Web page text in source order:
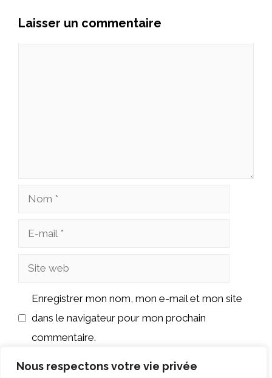
Nous respectons votre vie privée
Laisser un commentaire
Nom
Site
Enregistrer mon nom, mon e-mail et mon site
dans le navigateur pour mon prochain
commentaire.